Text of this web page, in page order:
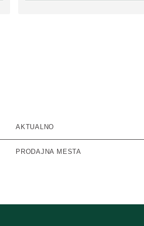
AKTUALNO
PRODAJNA MESTA